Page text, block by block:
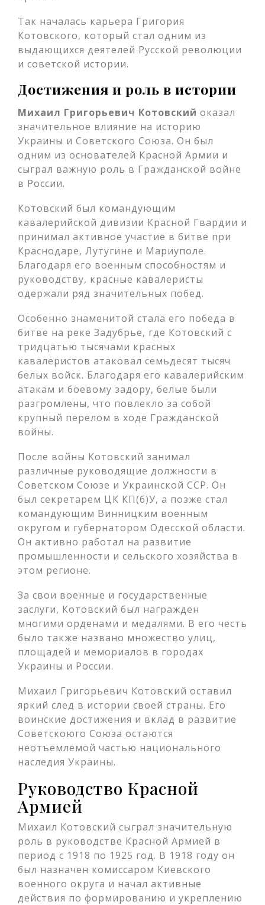
Так началась карьера Григория
Котовского, который стал одним из
выдающихся деятелей Русской революции
и советской истории.
Достижения и роль в истории
Михаил Григорьевич Котовский оказал
значительное влияние на историю
Украины и Советского Союза. Он был
одним из основателей Красной Армии и
сыграл важную роль в Гражданской войне
в России.
Котовский был командующим
кавалерийской дивизии Красной Гвардии и
принимал активное участие в битве при
Краснодаре, Лутугине и Мариуполе.
Благодаря его военным способностям и
руководству, красные кавалеристы
одержали ряд значительных побед.
Особенно знаменитой стала его победа в
битве на реке Задубрье, где Котовский с
тридцатью тысячами красных
кавалеристов атаковал семьдесят тысяч
белых войск. Благодаря его кавалерийским
атакам и боевому задору, белые были
разгромлены, что повлекло за собой
крупный перелом в ходе Гражданской
войны.
После войны Котовский занимал
различные руководящие должности в
Советском Союзе и Украинской ССР. Он
был секретарем ЦК КП(б)У, а позже стал
командующим Винницким военным
округом и губернатором Одесской области.
Он активно работал на развитие
промышленности и сельского хозяйства в
этом регионе.
За свои военные и государственные
заслуги, Котовский был награжден
многими орденами и медалями. В его честь
было также названо множество улиц,
площадей и мемориалов в городах
Украины и России.
Михаил Григорьевич Котовский оставил
яркий след в истории своей страны. Его
воинские достижения и вклад в развитие
Советскоюго Союза остаются
неотъемлемой частью национального
наследия Украины.
Руководство Красной
Армией
Михаил Котовский сыграл значительную
роль в руководстве Красной Армией в
период с 1918 по 1925 год. В 1918 году он
был назначен комиссаром Киевского
военного округа и начал активные
действия по формированию и укреплению